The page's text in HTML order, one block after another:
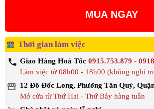
MUA NGAY
Thời gian làm việc
Giao Hàng Hoả Tốc 0915.753.879 -
Làm việc từ 08h00 - 18h00 (không nghỉ
12 Đô Đốc Long, Phường Tân Quý,
Mở cửa từ Thứ Hai - Thứ Bảy hàng tuần